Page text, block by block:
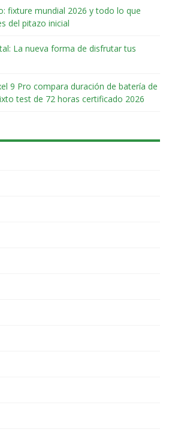
fixture mundial 2026 y todo lo que
del pitazo inicial
La nueva forma de disfrutar tus
9 Pro compara duración de batería de
test de 72 horas certificado 2026